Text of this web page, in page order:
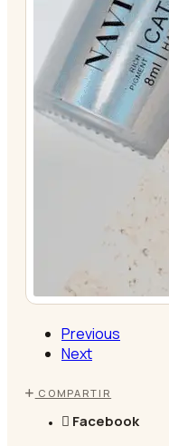
Previous
Next
COMPARTIR
Facebook